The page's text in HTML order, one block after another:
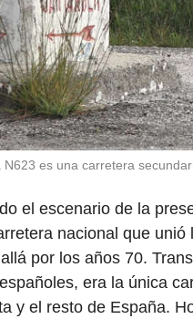
N623 es una carretera
el escenario de la
nacional que
por los años 70.
era la única
y el resto de España.